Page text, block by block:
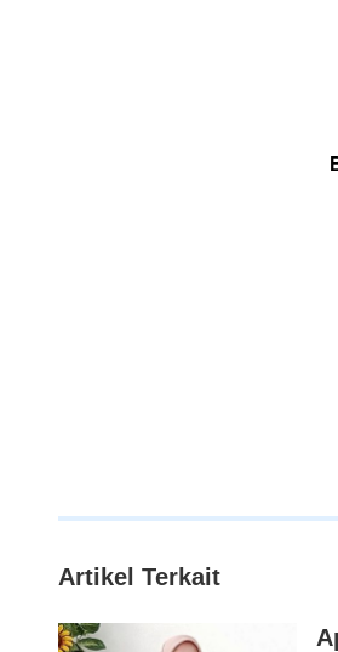
Artikel Terkait